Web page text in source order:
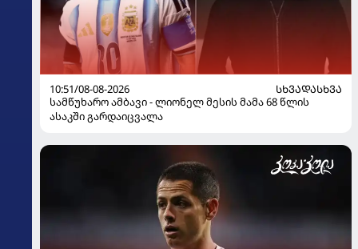
10:51/08-08-2026
ᲡᲮᲕᲐᲓᲐᲡᲮᲕᲐ
სამწუხარო ამბავი - ლიონელ მესის მამა 68 წლის
ასაკში გარდაიცვალა